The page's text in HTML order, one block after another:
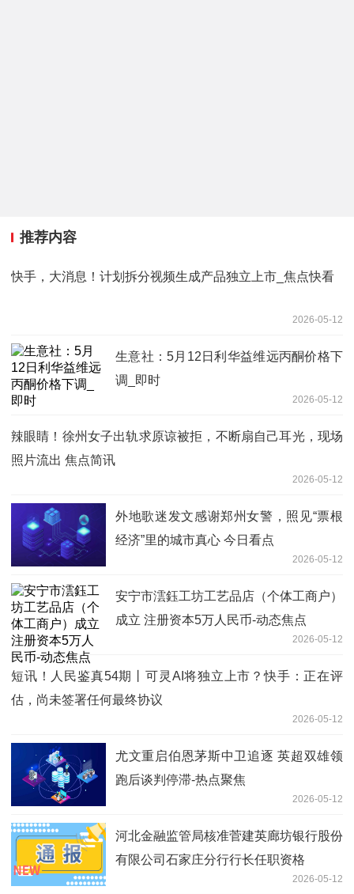
推荐内容
快手，大消息！计划拆分视频生成产品独立上市_焦点快看
2026-05-12
生意社：5月12日利华益维远丙酮价格下
调_即时
2026-05-12
辣眼睛！徐州女子出轨求原谅被拒，不断扇自己耳光，现场
照片流出 焦点简讯
2026-05-12
外地歌迷发文感谢郑州女警，照见“票根
经济”里的城市真心 今日看点
2026-05-12
安宁市澐鈺工坊工艺品店（个体工商户）
成立 注册资本5万人民币-动态焦点
2026-05-12
短讯！人民鉴真54期丨可灵AI将独立上市？快手：正在评
估，尚未签署任何最终协议
2026-05-12
尤文重启伯恩茅斯中卫追逐 英超双雄领
跑后谈判停滞-热点聚焦
2026-05-12
河北金融监管局核准菅建英廊坊银行股份
有限公司石家庄分行行长任职资格
2026-05-12